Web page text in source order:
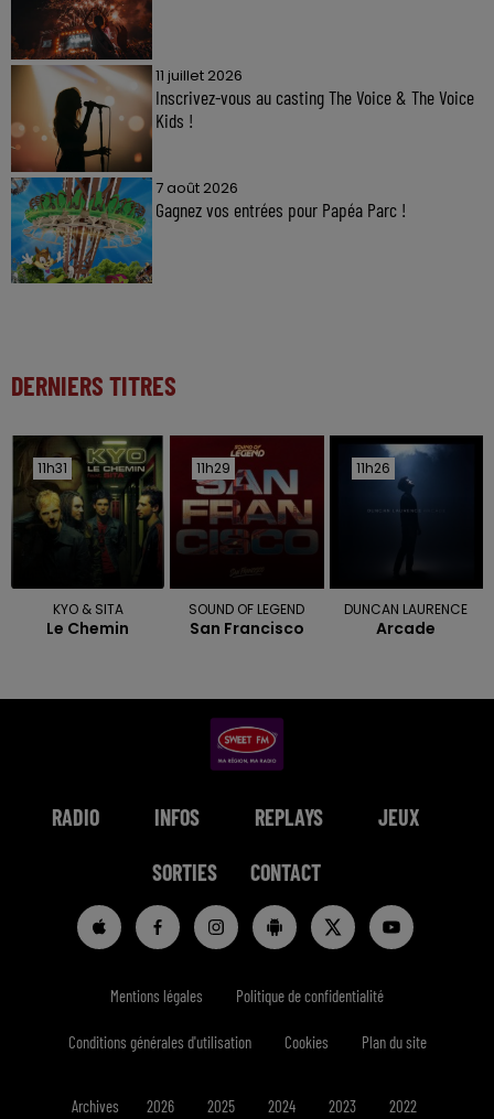
11 juillet 2026
Inscrivez-vous au casting The Voice & The Voice
Kids !
7 août 2026
Gagnez vos entrées pour Papéa Parc !
DERNIERS TITRES
11h31
11h31
KYO & SITA
Le Chemin
11h29
11h29
SOUND OF LEGEND
San Francisco
11h26
11h26
DUNCAN LAURENCE
Arcade
RADIO INFOS REPLAYS JEUX
SORTIES CONTACT
Mentions légales Politique de confidentialité
Conditions générales d'utilisation Cookies Plan du site
Archives 2026 2025 2024 2023 2022